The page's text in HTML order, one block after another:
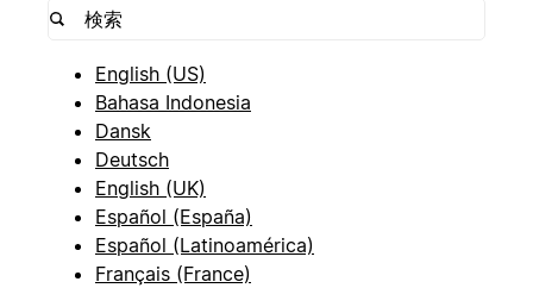
English (US)
Bahasa Indonesia
Dansk
Deutsch
English (UK)
Español (España)
Español (Latinoamérica)
Français (France)